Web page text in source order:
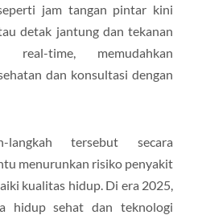
jam tangan pintar kini
detak jantung dan tekanan
real-time, memudahkan
dan konsultasi dengan
langkah tersebut secara
menurunkan risiko penyakit
kualitas hidup. Di era 2025,
hidup sehat dan teknologi